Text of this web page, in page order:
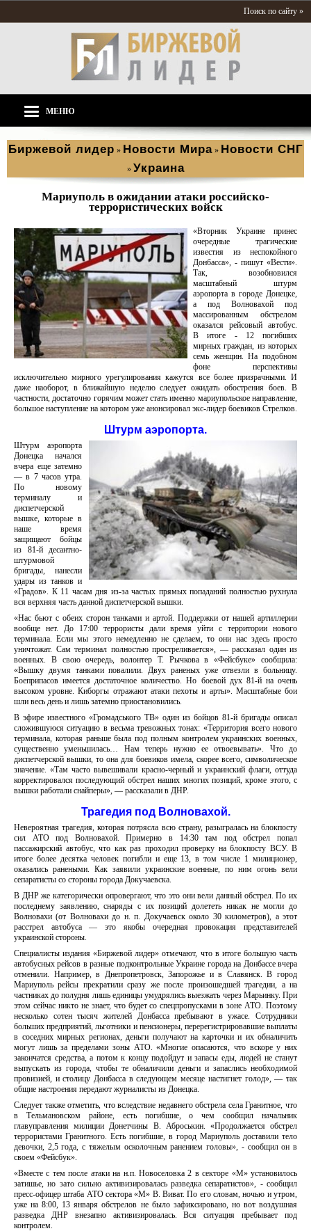
Поиск по сайту »
МЕНЮ
Биржевой лидер » Новости Мира » Новости СНГ
» Украина
Мариуполь в ожидании атаки российско-
террористических войск
«Вторник Украине принес
очередные трагические
известия из неспокойного
Донбасса», - пишут «Вести».
Так, возобновился
масштабный штурм
аэропорта в городе Донецке,
а под Волновахой под
массированным обстрелом
оказался рейсовый автобус.
В итоге - 12 погибших
мирных граждан, из которых
семь женщин. На подобном
фоне перспективы
исключительно мирного урегулирования кажутся все более призрачными. И
даже наоборот, в ближайшую неделю следует ожидать обострения боев. В
частности, достаточно горячим может стать именно мариупольское направление,
большое наступление на котором уже анонсировал экс-лидер боевиков Стрелков.
Штурм аэропорта.
Штурм аэропорта
Донецка начался
вчера еще затемно
— в 7 часов утра.
По новому
терминалу и
диспетчерской
вышке, которые в
наше время
защищают бойцы
из 81-й десантно-
штурмовой
бригады, нанесли
удары из танков и
«Градов». К 11 часам дня из-за частых прямых попаданий полностью рухнула
вся верхняя часть данной диспетчерской вышки.
«Нас бьют с обеих сторон танками и артой. Поддержки от нашей артиллерии
вообще нет. До 17:00 террористы дали время уйти с территории нового
терминала. Если мы этого немедленно не сделаем, то они нас здесь просто
уничтожат. Сам терминал полностью простреливается», — рассказал один из
военных. В свою очередь, волонтер Т. Рычкова в «Фейсбуке» сообщила:
«Вышку двумя танками повалили. Двух раненых уже отвезли в больницу.
Боеприпасов имеется достаточное количество. Но боевой дух 81-й на очень
высоком уровне. Киборгы отражают атаки пехоты и арты». Масштабные бои
шли весь день и лишь затемно приостановились.
В эфире известного «Громадського ТВ» один из бойцов 81-й бригады описал
сложившуюся ситуацию в весьма тревожных тонах: «Территория всего нового
терминала, которая раньше была под полным контролем украинских военных,
существенно уменьшилась… Нам теперь нужно ее отвоевывать». Что до
диспетчерской вышки, то она для боевиков имела, скорее всего, символическое
значение. «Там часто вывешивали красно-черный и украинский флаги, оттуда
корректировался последующий обстрел наших многих позиций, кроме этого, с
вышки работали снайперы», — рассказали в ДНР.
Трагедия под Волновахой.
Невероятная трагедия, которая потрясла всю страну, разыгралась на блокпосту
сил АТО под Волновахой. Примерно в 14:30 там под обстрел попал
пассажирский автобус, что как раз проходил проверку на блокпосту ВСУ. В
итоге более десятка человек погибли и еще 13, в том числе 1 милиционер,
оказались ранеными. Как заявили украинские военные, по ним огонь вели
сепаратисты со стороны города Докучаевска.
В ДНР же категорически опровергают, что это они вели данный обстрел. По их
последнему заявлению, снаряды с их позиций долететь никак не могли до
Волновахи (от Волновахи до н. п. Докучаевск около 30 километров), а этот
расстрел автобуса — это якобы очередная провокация представителей
украинской стороны.
Специалисты издания «Биржевой лидер» отмечают, что в итоге большую часть
автобусных рейсов в разные подконтрольные Украине города на Донбассе вчера
отменили. Например, в Днепропетровск, Запорожье и в Славянск. В город
Мариуполь рейсы прекратили сразу же после произошедшей трагедии, а на
частниках до полудня лишь единицы умудрялись выезжать через Марьинку. При
этом сейчас никто не знает, что будет со спецпропусками в зоне АТО. Поэтому
несколько сотен тысяч жителей Донбасса пребывают в ужасе. Сотрудники
больших предприятий, льготники и пенсионеры, перерегистрировавшие выплаты
в соседних мирных регионах, деньги получают на карточки и их обналичить
могут лишь за пределами зоны АТО. «Многие опасаются, что вскоре у них
закончатся средства, а потом к концу подойдут и запасы еды, людей не станут
выпускать из города, чтобы те обналичили деньги и запаслись необходимой
провизией, и столицу Донбасса в следующем месяце настигнет голод», — так
общие настроения передают журналисты из Донецка.
Следует также отметить, что вследствие недавнего обстрела села Гранитное, что
в Тельмановском районе, есть погибшие, о чем сообщил начальник
главуправления милиции Донетчины В. Аброськин. «Продолжается обстрел
террористами Гранитного. Есть погибшие, в город Мариуполь доставили тело
девочки, 2,5 года, с тяжелым осколочным ранением головы», - сообщил он в
своем «Фейсбук».
«Вместе с тем после атаки на н.п. Новоселовка 2 в секторе «М» установилось
затишье, но зато сильно активизировалась разведка сепаратистов», - сообщил
пресс-офицер штаба АТО сектора «М» В. Виват. По его словам, ночью и утром,
уже на 8:00, 13 января обстрелов не было зафиксировано, но вот воздушная
разведка ДНР внезапно активизировалась. Вся ситуация пребывает под
контролем.